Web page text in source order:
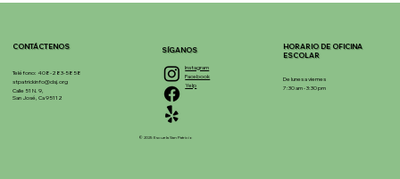
CONTÁCTENOS
Teléfono: 408-283-5858
stpatrickinfo@dsj.org
Calle 51 N. 9,
San José, Ca 95112
Instagram
Facebook
Yelp
SÍGANOS
© 2025 Escuela San Patricio
HORARIO DE OFICINA
ESCOLAR
De lunes a viernes
7:30 am - 3:30 pm